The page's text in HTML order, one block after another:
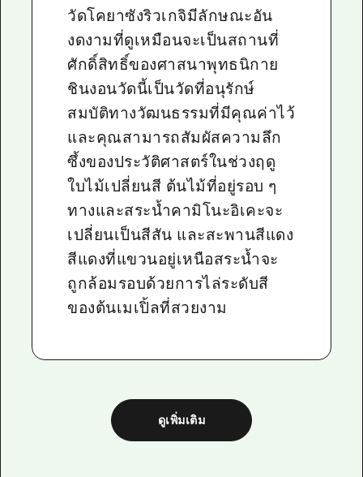
วัดโคยาซังริวเกจิมีลักษณะอัน
งดงามที่ดูเหมือนจะเป็นสถานที่
ศักดิ์สิทธิ์ของศาสนาพุทธนิกาย
ชินงอนวัดนี้เป็นวัดที่อนุรักษ์
สมบัติทางวัฒนธรรมที่มีคุณค่าไว้
และคุณสามารถสัมผัสความลึก
ซึ้งของประวัติศาสตร์ในช่วงฤดู
ใบไม้เปลี่ยนสี ต้นไม้ที่อยู่รอบ ๆ
ทางและสระน้ำคามิโนะอิเคะจะ
เปลี่ยนเป็นสีสัน และสะพานสีแดง
สีแดงที่แขวนอยู่เหนือสระน้ำจะ
ถูกล้อมรอบด้วยการไล่ระดับสี
ของต้นเมเปิ้ลที่สวยงาม
ดูเพิ่มเติม